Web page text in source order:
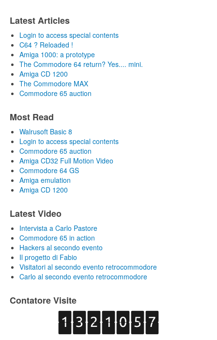
Latest Articles
Login to access special contents
C64 ? Reloaded !
Amiga 1000: a prototype
The Commodore 64 return? Yes.... mini.
Amiga CD 1200
The Commodore MAX
Commodore 65 auction
Most Read
Walrusoft Basic 8
Login to access special contents
Commodore 65 auction
Amiga CD32 Full Motion Video
Commodore 64 GS
Amiga emulation
Amiga CD 1200
Latest Video
Intervista a Carlo Pastore
Commodore 65 in action
Hackers al secondo evento
Il progetto di Fabio
Visitatori al secondo evento retrocommodore
Carlo al secondo evento retrocommodore
Contatore Visite